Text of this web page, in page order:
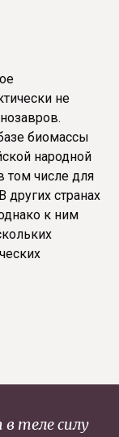
не
биомассы
народной
том числе для
других странах
к ним
теле силу